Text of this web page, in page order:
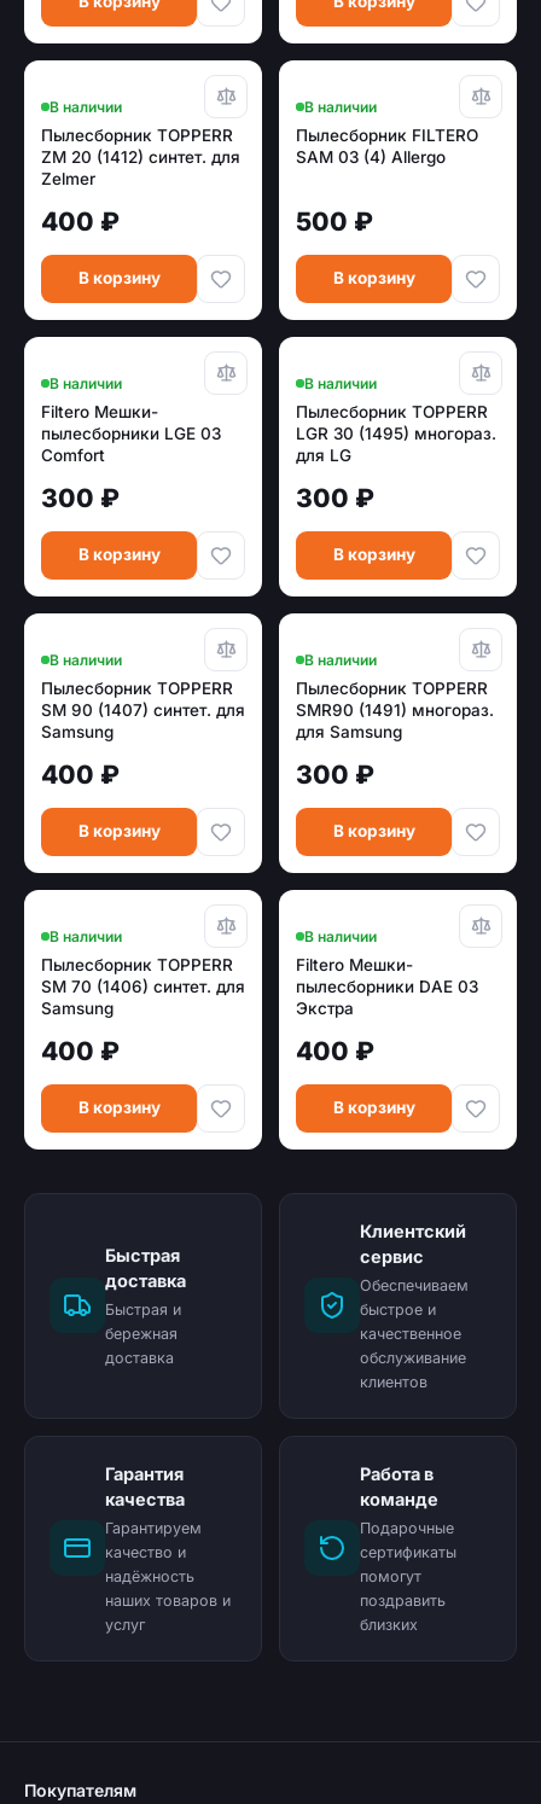
В наличии
Пылесборник TOPPERR
ZM 20 (1412) синтет. для
Zelmer
400 ₽
В корзину
В наличии
Пылесборник FILTERO
SAM 03 (4) Allergo
500 ₽
В корзину
В наличии
Filtero Мешки-
пылесборники LGE 03
Comfort
300 ₽
В корзину
В наличии
Пылесборник TOPPERR
LGR 30 (1495) многораз.
для LG
300 ₽
В корзину
В наличии
Пылесборник TOPPERR
SM 90 (1407) синтет. для
Samsung
400 ₽
В корзину
В наличии
Пылесборник TOPPERR
SMR90 (1491) многораз.
для Samsung
300 ₽
В корзину
В наличии
Пылесборник TOPPERR
SM 70 (1406) синтет. для
Samsung
400 ₽
В корзину
В наличии
Filtero Мешки-
пылесборники DAE 03
Экстра
400 ₽
В корзину
Быстрая
доставка
Быстрая и
бережная
доставка
Клиентский
сервис
Обеспечиваем
быстрое и
качественное
обслуживание
клиентов
Гарантия
качества
Гарантируем
качество и
надёжность
наших товаров и
услуг
Работа в
команде
Подарочные
сертификаты
помогут
поздравить
близких
Покупателям